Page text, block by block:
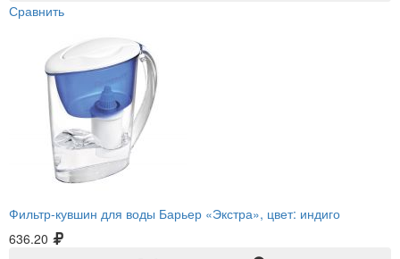
Сравнить
Фильтр-кувшин для воды Барьер «Экстра», цвет: индиго
636.20